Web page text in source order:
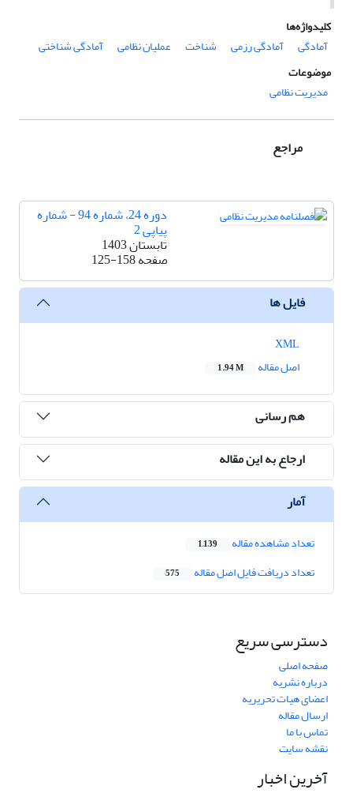
کلیدواژه‌ها
آمادگی
آمادگی رزمی شناخت عملیان نظامی
آمادگی شناختی
موضوعات
مدیریت نظامی
مراجع
دوره 24، شماره 94 - شماره
پیاپی 2
تابستان 1403
صفحه125-158
فایل ها
اصل مقاله
1.94 M
هم رسانی
ارجاع به این مقاله
آمار
تعداد مشاهده مقاله 1,139
تعداد دریافت فایل اصل مقاله 575
دسترسی سریع
صفحه اصلی
درباره نشریه
اعضای هیات تحریریه
ارسال مقاله
تماس با ما
نقشه سایت
آخرین اخبار